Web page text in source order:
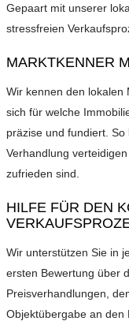
Gepaart mit unserer
stressfreien
MARKTKENNER
Wir kennen den lokalen
sich für welche
präzise und fundiert.
Verhandlung
zufrieden sind.
HILFE FÜR DEN
Wir unterstützen Sie in
ersten Bewertung über
Preisverhandlungen,
Objektübergabe an den